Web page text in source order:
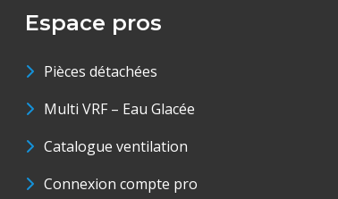
Espace pros
Pièces détachées
Multi VRF – Eau Glacée
Catalogue ventilation
Connexion compte pro